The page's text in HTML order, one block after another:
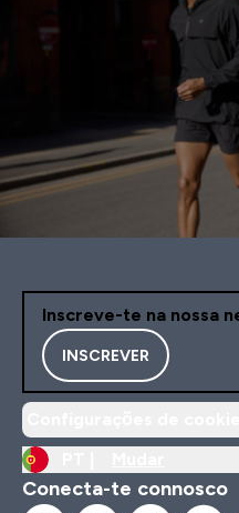
Inscreve-te na nossa
INSCREVER
Conecta-te connosco